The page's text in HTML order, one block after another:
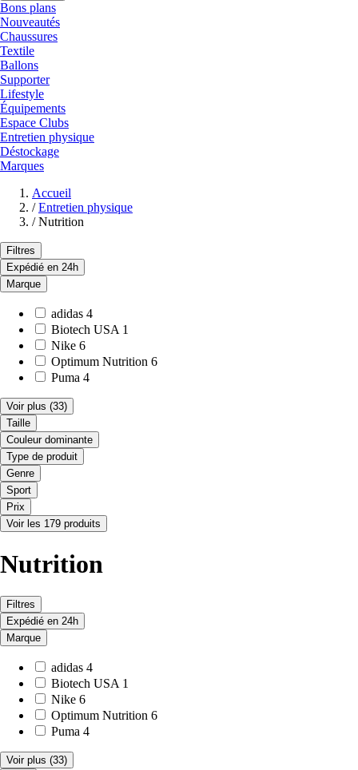
Bons plans
Nouveautés
Chaussures
Textile
Ballons
Supporter
Lifestyle
Équipements
Espace Clubs
Entretien physique
Déstockage
Marques
Accueil
/ Entretien physique
/ Nutrition
Filtres
Expédié en 24h
Marque
adidas 4
Biotech USA 1
Nike 6
Optimum Nutrition 6
Puma 4
Voir plus (33)
Taille
Couleur dominante
Type de produit
Genre
Sport
Prix
Voir les 179 produits
Nutrition
Filtres
Expédié en 24h
Marque
adidas 4
Biotech USA 1
Nike 6
Optimum Nutrition 6
Puma 4
Voir plus (33)